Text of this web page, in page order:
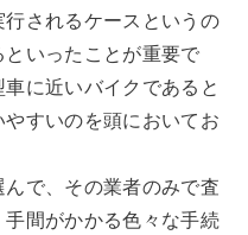
されるケースというの
いったことが重要で
に近いバイクであると
すいのを頭においてお
で、その業者のみで査
間がかかる色々な手続